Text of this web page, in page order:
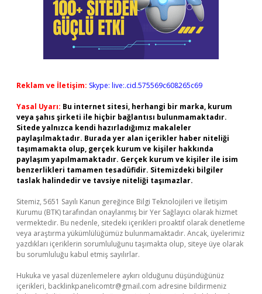
Reklam ve İletişim: Skype: live:.cid.575569c608265c69
Yasal Uyarı: Bu internet sitesi, herhangi bir marka, kurum
veya şahıs şirketi ile hiçbir bağlantısı bulunmamaktadır.
Sitede yalnızca kendi hazırladığımız makaleler
paylaşılmaktadır. Burada yer alan içerikler haber niteliği
taşımamakta olup, gerçek kurum ve kişiler hakkında
paylaşım yapılmamaktadır. Gerçek kurum ve kişiler ile isim
benzerlikleri tamamen tesadüfidir. Sitemizdeki bilgiler
taslak halindedir ve tavsiye niteliği taşımazlar.
Sitemiz, 5651 Sayılı Kanun gereğince Bilgi Teknolojileri ve İletişim
Kurumu (BTK) tarafından onaylanmış bir Yer Sağlayıcı olarak hizmet
vermektedir. Bu nedenle, sitedeki içerikleri proaktif olarak denetleme
veya araştırma yükümlülüğümüz bulunmamaktadır. Ancak, üyelerimiz
yazdıkları içeriklerin sorumluluğunu taşımakta olup, siteye üye olarak
bu sorumluluğu kabul etmiş sayılırlar.
Hukuka ve yasal düzenlemelere aykırı olduğunu düşündüğünüz
içerikleri, backlinkpanelicomtr@gmail.com adresine bildirmeniz